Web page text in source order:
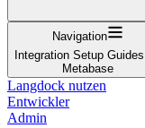
Navigation
Integration Setup Guides
Metabase
Langdock nutzen
Entwickler
Admin